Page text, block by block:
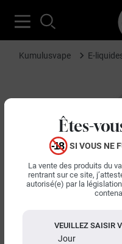
Êtes-
SI VOUS NE
La vente des produits du
rentrant sur ce site,
autorisé(e) par la
VEUILLEZ SAISIR
Jour
Kumulusvape E-